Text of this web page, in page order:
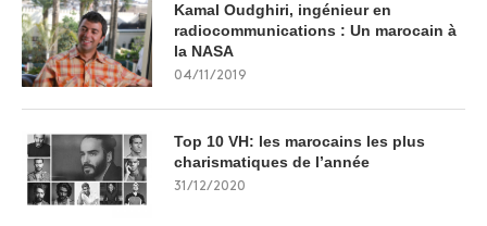
Kamal Oudghiri, ingénieur en
radiocommunications : Un marocain à
la NASA
04/11/2019
Top 10 VH: les marocains les plus
charismatiques de l’année
31/12/2020